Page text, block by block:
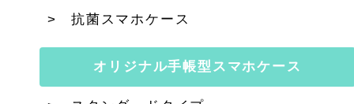
抗菌スマホケース
オリジナル手帳型スマホケース